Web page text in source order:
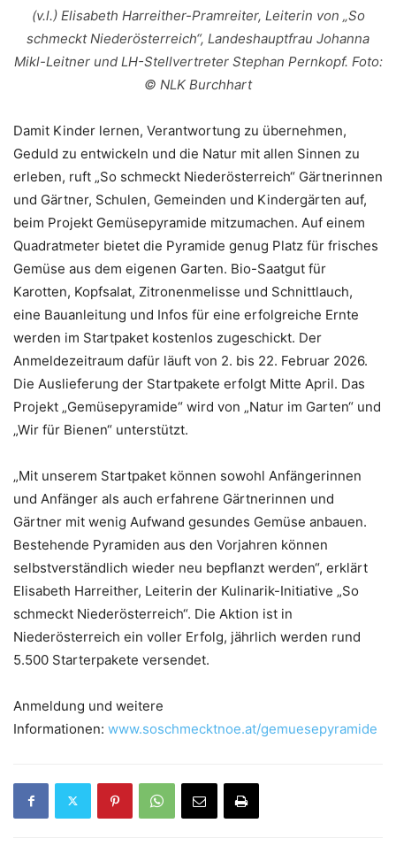
(v.l.) Elisabeth Harreither-Pramreiter, Leiterin von „So
schmeckt Niederösterreich“, Landeshauptfrau Johanna
Mikl-Leitner und LH-Stellvertreter Stephan Pernkopf. Foto:
© NLK Burchhart
Damit Kinder lernen, Verantwortung zu übernehmen,
Geduld zu entwickeln und die Natur mit allen Sinnen zu
erleben, ruft „So schmeckt Niederösterreich“ Gärtnerinnen
und Gärtner, Schulen, Gemeinden und Kindergärten auf,
beim Projekt Gemüsepyramide mitzumachen. Auf einem
Quadratmeter bietet die Pyramide genug Platz für frisches
Gemüse aus dem eigenen Garten. Bio-Saatgut für
Karotten, Kopfsalat, Zitronenmelisse und Schnittlauch,
eine Bauanleitung und Infos für eine erfolgreiche Ernte
werden im Startpaket kostenlos zugeschickt. Der
Anmeldezeitraum dafür läuft von 2. bis 22. Februar 2026.
Die Auslieferung der Startpakete erfolgt Mitte April. Das
Projekt „Gemüsepyramide“ wird von „Natur im Garten“ und
„Wir für Bienen“ unterstützt.
„Mit unserem Startpaket können sowohl Anfängerinnen
und Anfänger als auch erfahrene Gärtnerinnen und
Gärtner mit wenig Aufwand gesundes Gemüse anbauen.
Bestehende Pyramiden aus den Vorjahren können
selbstverständlich wieder neu bepflanzt werden“, erklärt
Elisabeth Harreither, Leiterin der Kulinarik-Initiative „So
schmeckt Niederösterreich“. Die Aktion ist in
Niederösterreich ein voller Erfolg, jährlich werden rund
5.500 Starterpakete versendet.
Anmeldung und weitere
Informationen: www.soschmecktnoe.at/gemuesepyramide